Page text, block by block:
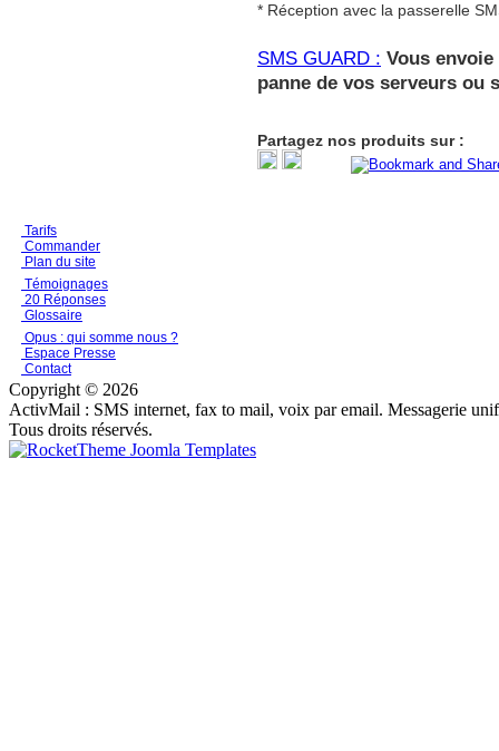
* Réception avec la passerelle
SMS GUARD : Vous
panne de vos serveurs ou
Partagez nos produits sur :
Tarifs
Commander
Plan du site
Témoignages
20 Réponses
Glossaire
Opus : qui somme nous ?
Espace Presse
Contact
Copyright © 2026
ActivMail : SMS internet, fax to mail, voix par email. Messagerie
Tous droits réservés.